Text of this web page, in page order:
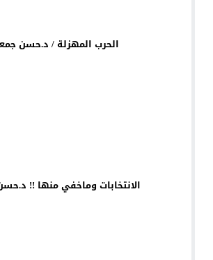
الحرب المهزلة / د.حسن
الانتخابات وماخفي منها !!